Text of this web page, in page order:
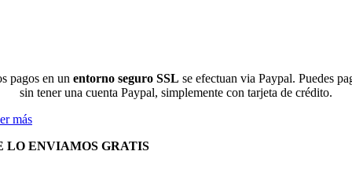
pagos en un entorno seguro SSL se efectuan via Paypal. Puedes
sin tener una cuenta Paypal, simplemente con tarjeta de crédito.
más
LO ENVIAMOS GRATIS